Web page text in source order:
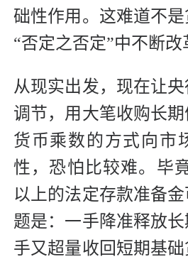
础性作用。这难道不
“否定之否定”中不断改
从现实出发，现在让
调节，用大笔收购长
货币乘数的方式向市
性，恐怕比较难。毕
以上的法定存款准备金
题是：一手降准释放
手又超量收回短期基